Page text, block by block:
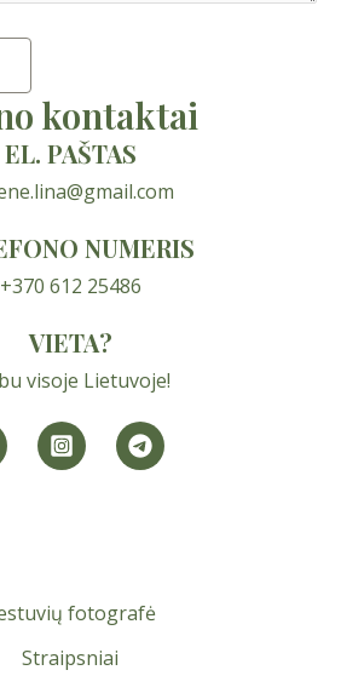
kontaktai
EL. PAŠTAS
NUMERIS
+370 612 25486
VIETA?
visoje Lietuvoje!
fotografė
Straipsniai